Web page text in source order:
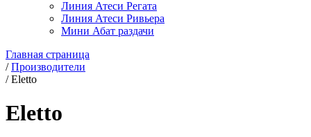
Линия Атеси Регата
Линия Атеси Ривьера
Мини Абат раздачи
Главная страница
/Производители
/Eletto
Eletto